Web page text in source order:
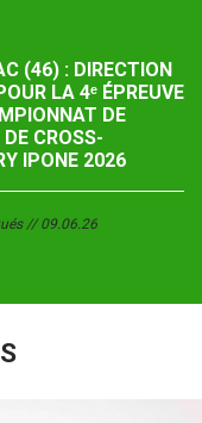
(46) : DIRECTION
LA 4ᵉ ÉPREUVE
DE
DE CROSS-
IPONE 2026
09.06.26